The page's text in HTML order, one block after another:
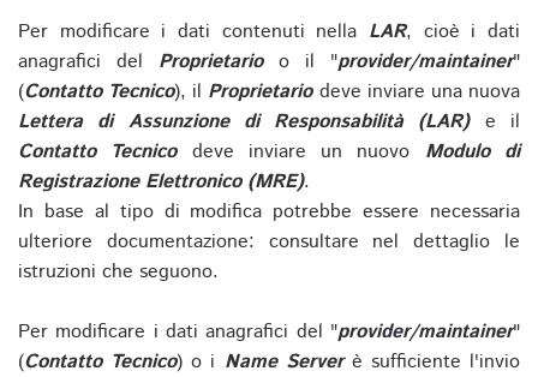
Per modificare i dati contenuti nella LAR, cioè i dati
anagrafici del Proprietarioo il "provider/maintainer"
(Contatto Tecnico), il Proprietariodeve inviare una nuova
Lettera di Assunzione di Responsabilità (LAR)e il
Contatto Tecnicodeve inviare un nuovo Modulo di
Registrazione Elettronico (MRE).
In base al tipo di modifica potrebbe essere necessaria
ulteriore documentazione: consultare nel dettaglio le
istruzioni che seguono.
Per modificare i dati anagrafici del "provider/maintainer"
(Contatto Tecnico) o i Name Serverè sufficiente l'invio